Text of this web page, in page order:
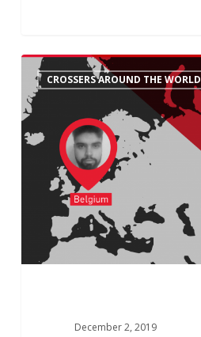
Crossers
pelo
Mundo
CROSSERS AROUND THE WORLD
December 2, 2019
0